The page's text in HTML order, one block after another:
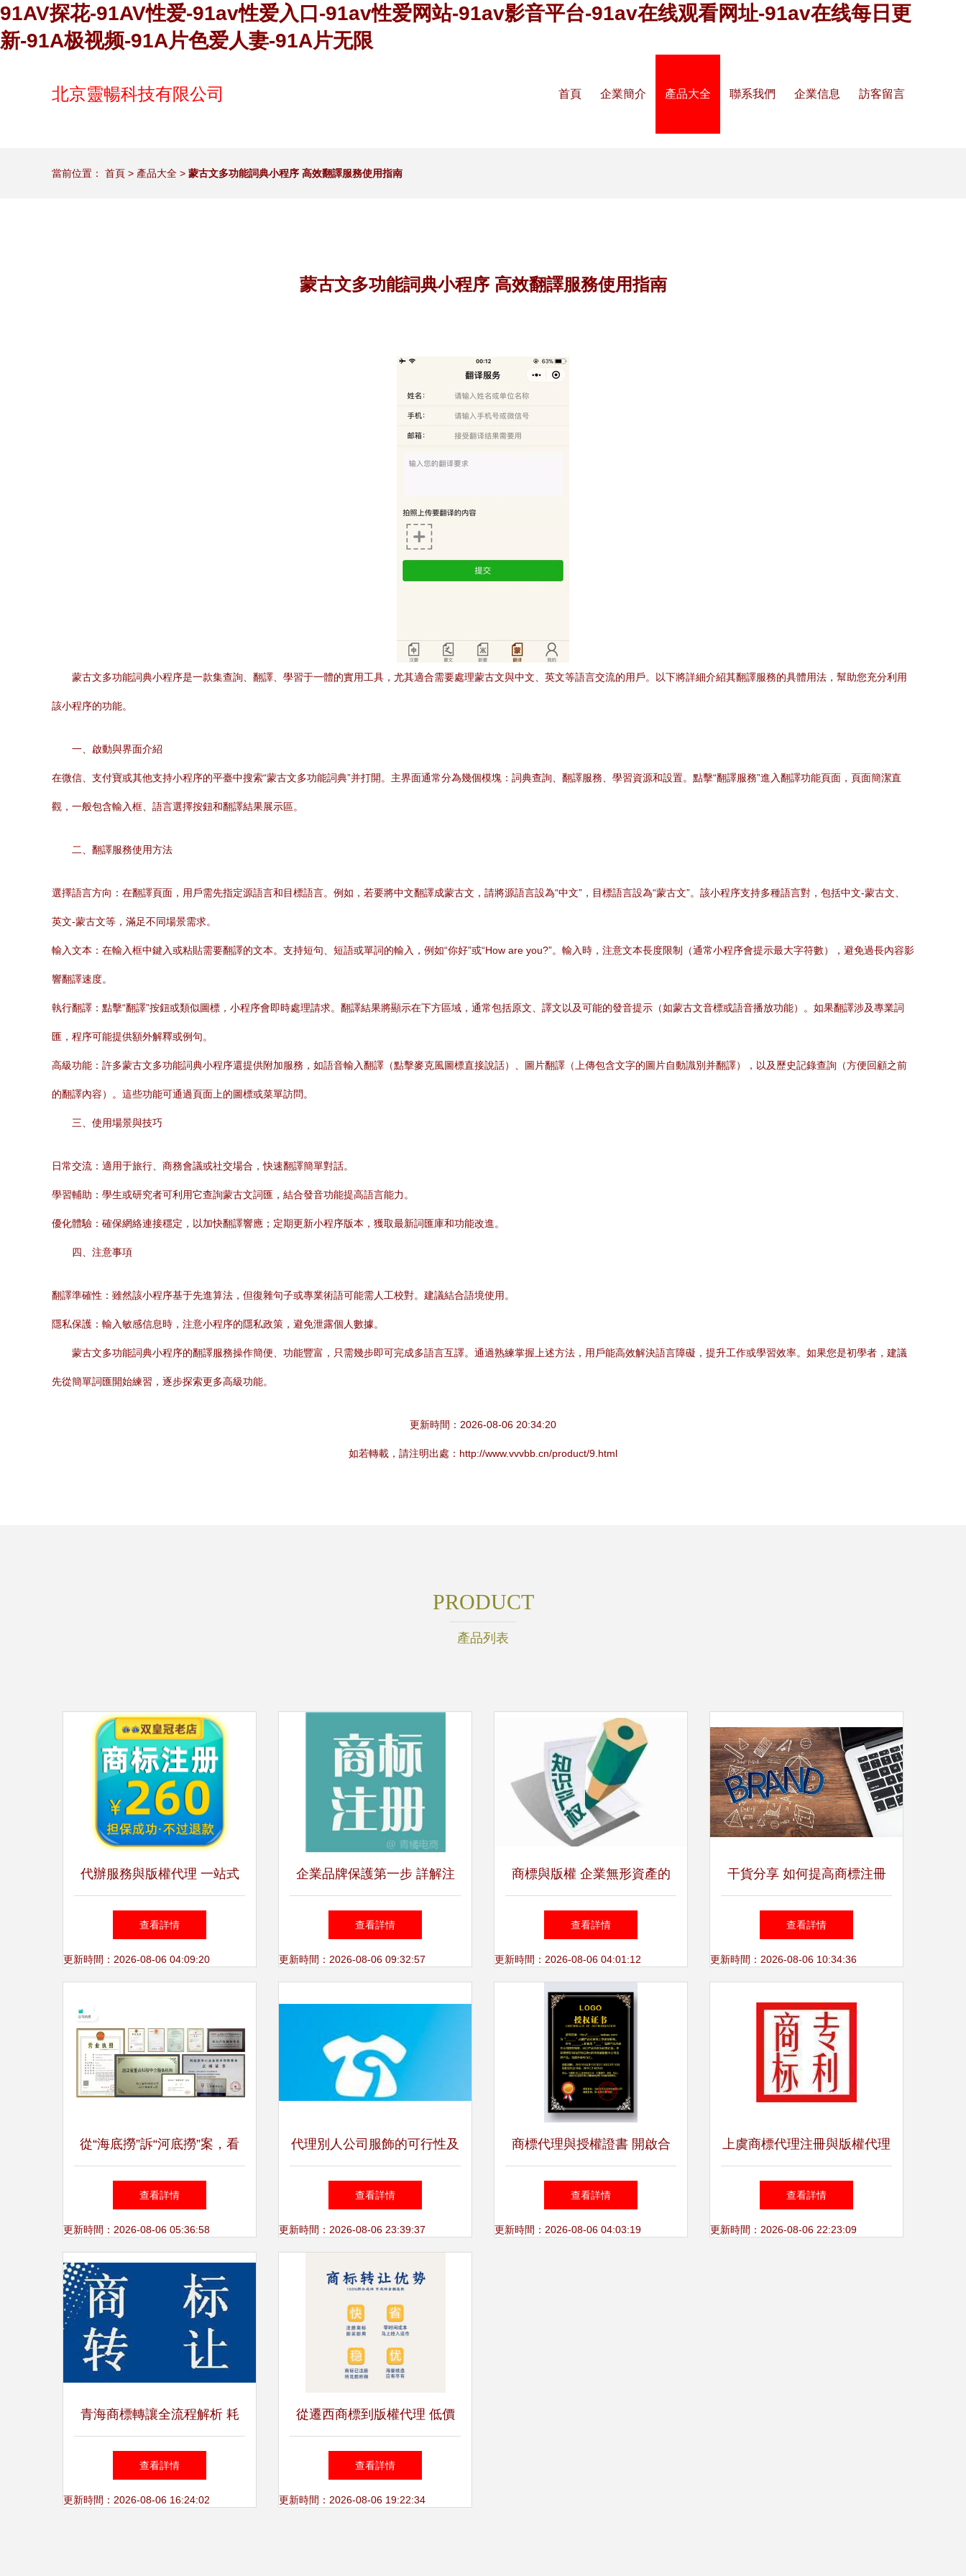
91AV探花-91AV性爱-91av性爱入口-91av性爱网站-91av影音平台-91av在线观看网址-91av在线每日更
新-91A极视频-91A片色爱人妻-91A片无限
北京靈暢科技有限公司 首頁 企業簡介 產品大全 聯系我們 企業信息 訪客留言
當前位置： 首頁 > 產品大全 > 蒙古文多功能詞典小程序 高效翻譯服務使用指南
蒙古文多功能詞典小程序 高效翻譯服務使用指南
蒙古文多功能詞典小程序是一款集查詢、翻譯、學習于一體的實用工具，尤其適合需要處理蒙古文與中文、英文等語言交流的用戶。以下將詳細介紹其翻譯服務的具體用法，幫助您充分利用
該小程序的功能。
一、啟動與界面介紹
在微信、支付寶或其他支持小程序的平臺中搜索“蒙古文多功能詞典”并打開。主界面通常分為幾個模塊：詞典查詢、翻譯服務、學習資源和設置。點擊“翻譯服務”進入翻譯功能頁面，頁面簡潔直
觀，一般包含輸入框、語言選擇按鈕和翻譯結果展示區。
二、翻譯服務使用方法
選擇語言方向：在翻譯頁面，用戶需先指定源語言和目標語言。例如，若要將中文翻譯成蒙古文，請將源語言設為“中文”，目標語言設為“蒙古文”。該小程序支持多種語言對，包括中文-蒙古文、
英文-蒙古文等，滿足不同場景需求。
輸入文本：在輸入框中鍵入或粘貼需要翻譯的文本。支持短句、短語或單詞的輸入，例如“你好”或“How are you?”。輸入時，注意文本長度限制（通常小程序會提示最大字符數），避免過長內容影
響翻譯速度。
執行翻譯：點擊“翻譯”按鈕或類似圖標，小程序會即時處理請求。翻譯結果將顯示在下方區域，通常包括原文、譯文以及可能的發音提示（如蒙古文音標或語音播放功能）。如果翻譯涉及專業詞
匯，程序可能提供額外解釋或例句。
高級功能：許多蒙古文多功能詞典小程序還提供附加服務，如語音輸入翻譯（點擊麥克風圖標直接說話）、圖片翻譯（上傳包含文字的圖片自動識別并翻譯），以及歷史記錄查詢（方便回顧之前
的翻譯內容）。這些功能可通過頁面上的圖標或菜單訪問。
三、使用場景與技巧
日常交流：適用于旅行、商務會議或社交場合，快速翻譯簡單對話。
學習輔助：學生或研究者可利用它查詢蒙古文詞匯，結合發音功能提高語言能力。
優化體驗：確保網絡連接穩定，以加快翻譯響應；定期更新小程序版本，獲取最新詞匯庫和功能改進。
四、注意事項
翻譯準確性：雖然該小程序基于先進算法，但復雜句子或專業術語可能需人工校對。建議結合語境使用。
隱私保護：輸入敏感信息時，注意小程序的隱私政策，避免泄露個人數據。
蒙古文多功能詞典小程序的翻譯服務操作簡便、功能豐富，只需幾步即可完成多語言互譯。通過熟練掌握上述方法，用戶能高效解決語言障礙，提升工作或學習效率。如果您是初學者，建議
先從簡單詞匯開始練習，逐步探索更多高級功能。
更新時間：2026-08-06 20:34:20
如若轉載，請注明出處：http://www.vvvbb.cn/product/9.html
PRODUCT
產品列表
代辦服務與版權代理 一站式
解決您的知識產權保護與管理
需求
查看詳情
更新時間：2026-08-06 04:09:20
企業品牌保護第一步 詳解注
冊商標申請與商標代理服務
查看詳情
更新時間：2026-08-06 09:32:57
商標與版權 企業無形資產的
雙重守護，及早布局方能有備
無患
查看詳情
更新時間：2026-08-06 04:01:12
干貨分享 如何提高商標注冊
成功率，避免常見陷阱與代理
選擇技巧
查看詳情
更新時間：2026-08-06 10:34:36
從“海底撈”訴“河底撈”案，看
商標保護與市場競爭的平衡
查看詳情
更新時間：2026-08-06 05:36:58
代理別人公司服飾的可行性及
服飾類商標注冊所需材料與代
理指南
查看詳情
更新時間：2026-08-06 23:39:37
商標代理與授權證書 開啟合
規網店經營的關鍵
查看詳情
更新時間：2026-08-06 04:03:19
上虞商標代理注冊與版權代理
構建企業知識產權保護的雙翼
查看詳情
更新時間：2026-08-06 22:23:09
青海商標轉讓全流程解析 耗
時、費用與版權代理服務
查看詳情
更新時間：2026-08-06 16:24:02
從遷西商標到版權代理 低價
商標轉讓新路徑與國韜智軟的
專業護航
查看詳情
更新時間：2026-08-06 19:22:34